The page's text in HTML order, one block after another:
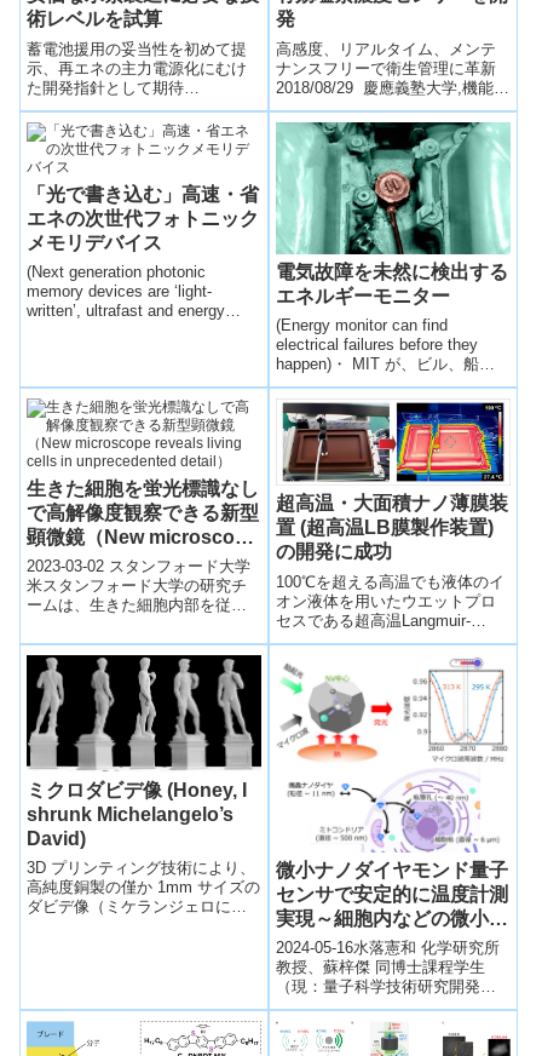
術レベルを試算
蓄電池援用の妥当性を初めて提
示、再エネの主力電源化にむけ
た開発指針として期待
2018/12/13 物質・材料研究機構,
東京大学,広島大学NIMSは東京大
学、広...
発
高感度、リアルタイム、メンテ
ナンスフリーで衛生管理に革新
2018/08/29 慶應義塾大学,機能水
研究振興財団,株式会社堀場アド
バンスドテクノ,科学技術振興
機...
「光で書き込む」高速・省
エネの次世代フォトニック
メモリデバイス
(Next generation photonic
memory devices are ‘light-
written’, ultrafast and energy
リデバイスのハイブリッド技術
を開発。
電気故障を未然に検出する
エネルギーモニター
(Energy monitor can find
electrical failures before they
happen)・ MIT が、ビル、船舶
や工場...
生きた細胞を蛍光標識なし
で高解像度観察できる新型
顕微鏡（New microscope
reveals living cells in
unprecedented detail）
2023-03-02 スタンフォード大学
米スタンフォード大学の研究チ
ームは、生きた細胞内部を従来
しい顕微鏡技術「干渉型イメー
ジスキャ...
超高温・大面積ナノ薄膜装
置 (超高温LB膜製作装置)
の開発に成功
100℃を超える高温でも液体のイ
オン液体を用いたウエットプロ
セスである超高温Langmuir-
Blodgett法 (LB法) 及び、自動で
薄膜製造が可能な汎用的な製造
装置の開発に成功しました。本
手法を200℃付近の超高温プロセ
スで電子輸送性が向上する有機
半導体分子に適用した結果、高
い配向性を有するナノ薄膜の大
面積製造に成功しました
ミクロダビデ像 (Honey, I
shrunk Michelangelo’s
David)
3D プリンティング技術により、
高純度銅製の僅か 1mm サイズの
ダビデ像（ミケランジェロによ
微小ナノダイヤモンド量子
センサで安定的に温度計測
実現～細胞内などの微小領
域での量子センシングに期
待～
2024-05-16水落憲和 化学研究所
教授、蘇梓傑 同博士課程学生
（現：量子科学技術研究開発機
構博士研究員）、藤原正規 同特
定研究員、五十嵐龍治 量子科学
技術...